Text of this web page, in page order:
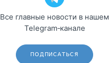
Все главные новости в нашем
Telegram‑канале
ПОДПИСАТЬСЯ